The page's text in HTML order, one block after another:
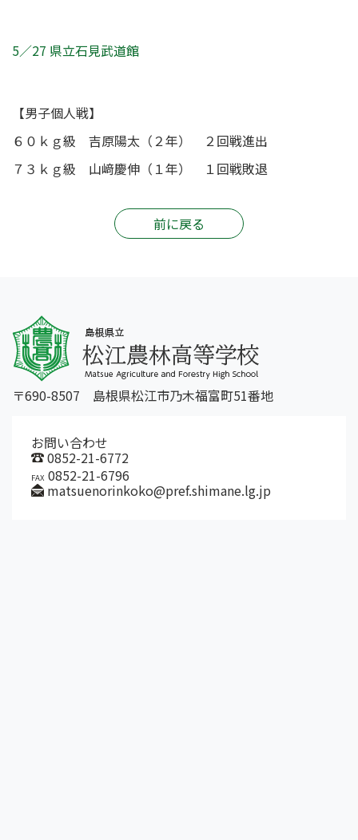
5／27 県立石見武道館
【男子個人戦】
６０ｋｇ級 吉原陽太（２年） ２回戦進出
７３ｋｇ級 山﨑慶伸（１年） １回戦敗退
前に戻る
〒690-8507 島根県松江市乃木福富町51番地
お問い合わせ
0852-21-6772
FAX 0852-21-6796
matsuenorinkoko@pref.shimane.lg.jp